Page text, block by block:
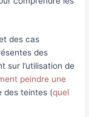
des cas
des
sur l’utilisation de
peindre une
des teintes (quel